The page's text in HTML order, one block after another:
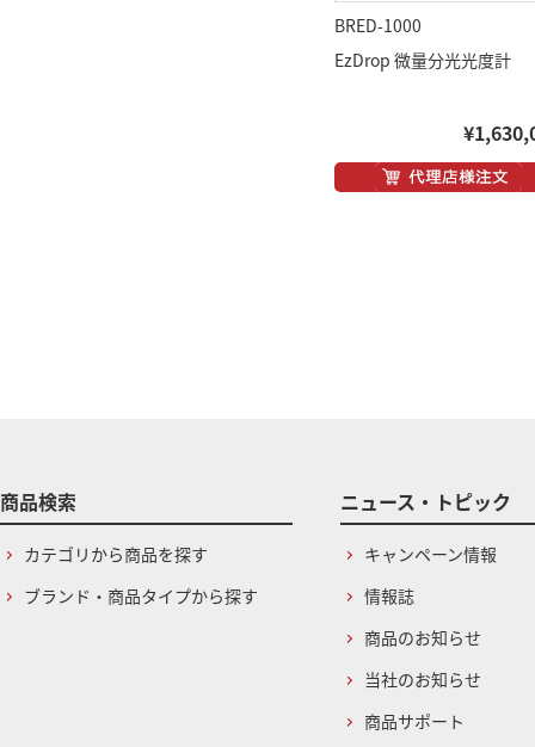
BRED-1000
EzDrop 微量分光光度計
商品検索
カテゴリから商品を探す
ブランド・商品タイプから探す
ニュース・トピック
キャンペーン情報
情報誌
商品のお知らせ
当社のお知らせ
商品サポート